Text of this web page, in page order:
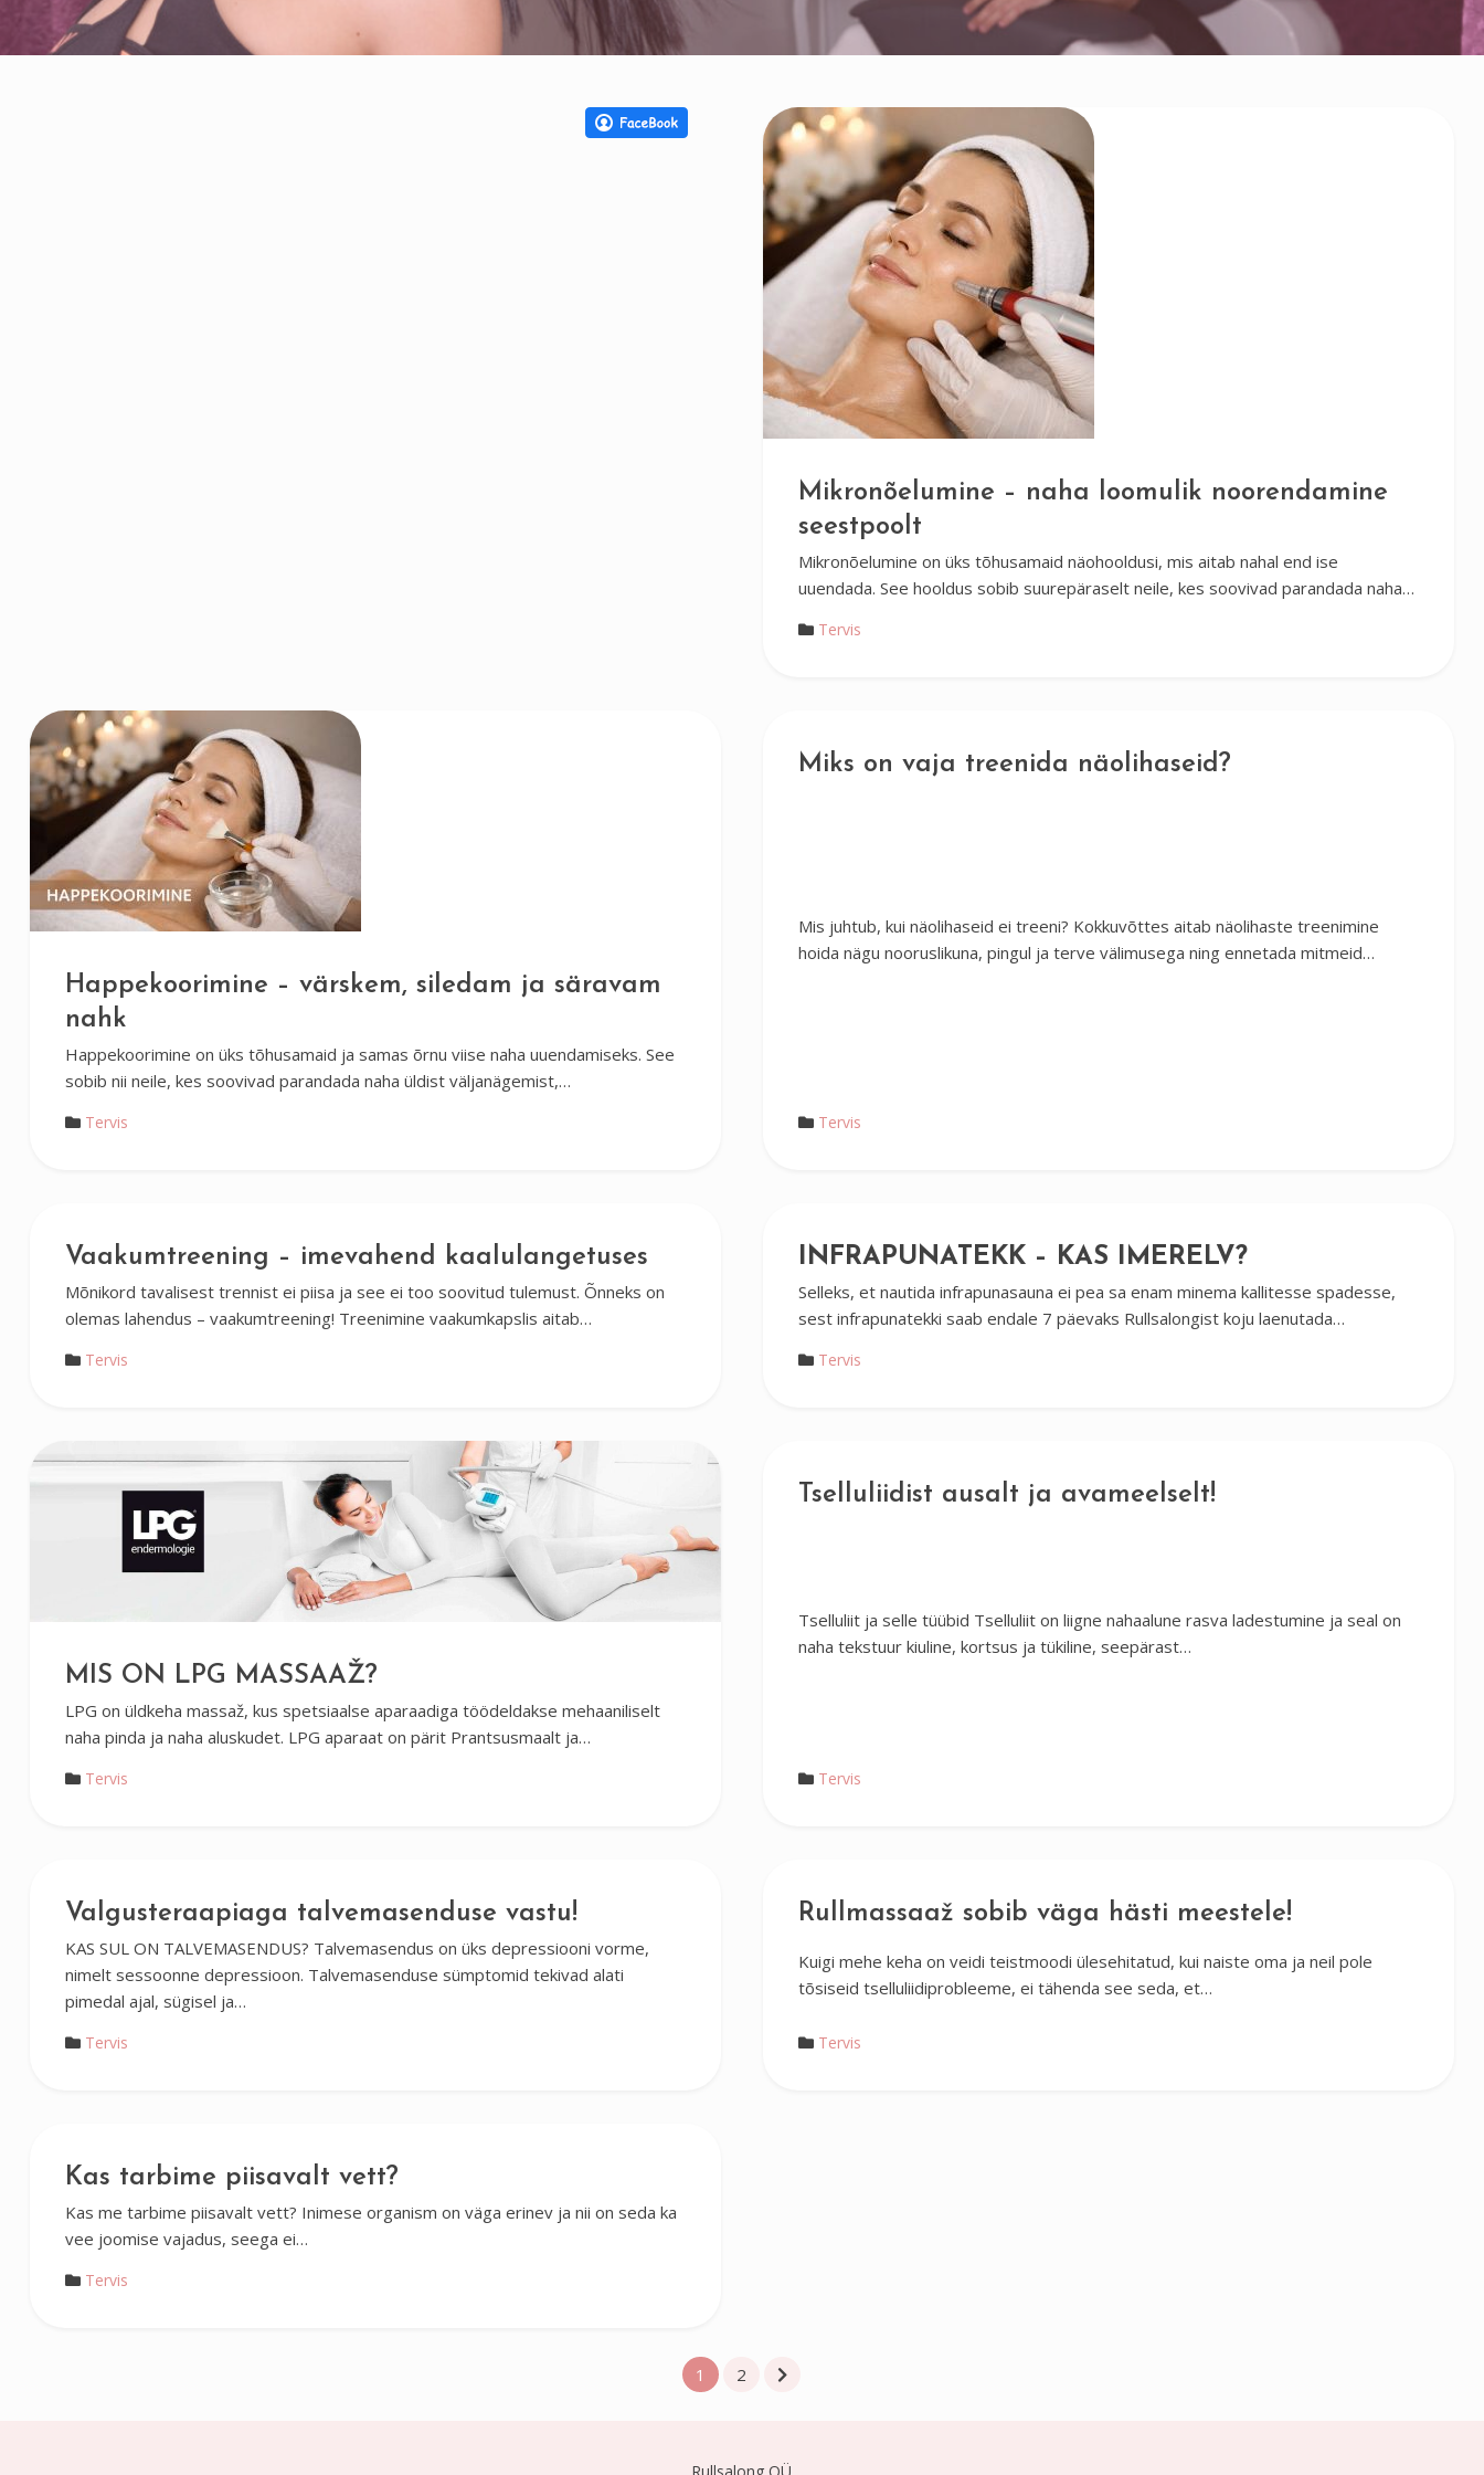
Mikronõelumine – naha loomulik noorendamine
seestpoolt
Mikronõelumine on üks tõhusamaid näohooldusi, mis aitab nahal end ise
uuendada. See hooldus sobib suurepäraselt neile, kes soovivad parandada naha…
Tervis
Happekoorimine – värskem, siledam ja säravam
nahk
Happekoorimine on üks tõhusamaid ja samas õrnu viise naha uuendamiseks. See
sobib nii neile, kes soovivad parandada naha üldist väljanägemist,…
Tervis
Miks on vaja treenida näolihaseid?
Mis juhtub, kui näolihaseid ei treeni? Kokkuvõttes aitab näolihaste treenimine
hoida nägu nooruslikuna, pingul ja terve välimusega ning ennetada mitmeid…
Tervis
Vaakumtreening – imevahend kaalulangetuses
Mõnikord tavalisest trennist ei piisa ja see ei too soovitud tulemust. Õnneks on
olemas lahendus – vaakumtreening! Treenimine vaakumkapslis aitab…
Tervis
INFRAPUNATEKK – KAS IMERELV?
Selleks, et nautida infrapunasauna ei pea sa enam minema kallitesse spadesse,
sest infrapunatekki saab endale 7 päevaks Rullsalongist koju laenutada…
Tervis
MIS ON LPG MASSAAŽ?
LPG on üldkeha massaž, kus spetsiaalse aparaadiga töödeldakse mehaaniliselt
naha pinda ja naha aluskudet. LPG aparaat on pärit Prantsusmaalt ja…
Tervis
Tselluliidist ausalt ja avameelselt!
Tselluliit ja selle tüübid Tselluliit on liigne nahaalune rasva ladestumine ja seal on
naha tekstuur kiuline, kortsus ja tükiline, seepärast…
Tervis
Valgusteraapiaga talvemasenduse vastu!
KAS SUL ON TALVEMASENDUS? Talvemasendus on üks depressiooni vorme,
nimelt sessoonne depressioon. Talvemasenduse sümptomid tekivad alati
pimedal ajal, sügisel ja…
Tervis
Rullmassaaž sobib väga hästi meestele!
Kuigi mehe keha on veidi teistmoodi ülesehitatud, kui naiste oma ja neil pole
tõsiseid tselluliidiprobleeme, ei tähenda see seda, et…
Tervis
Kas tarbime piisavalt vett?
Kas me tarbime piisavalt vett? Inimese organism on väga erinev ja nii on seda ka
vee joomise vajadus, seega ei…
Tervis
1 2